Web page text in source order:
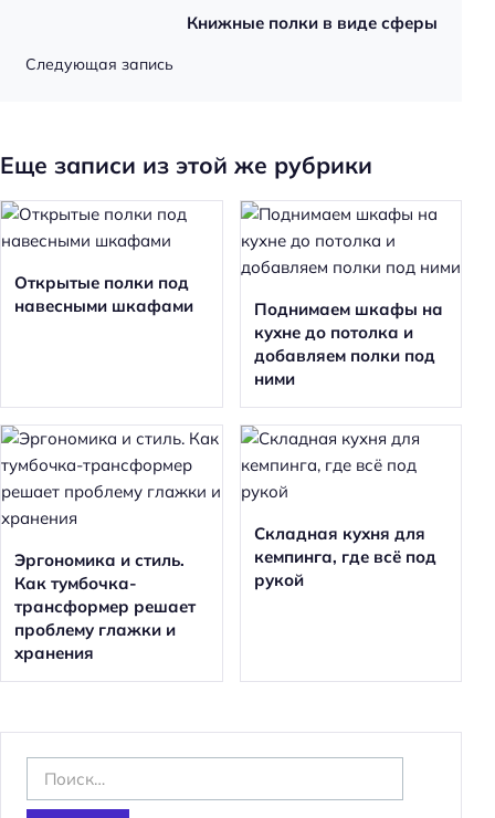
Книжные полки в виде сферы
Следующая запись
Еще записи из этой же рубрики
Открытые полки под
навесными шкафами
Поднимаем шкафы на
кухне до потолка и
добавляем полки под
ними
Эргономика и стиль.
Как тумбочка-
трансформер решает
проблему глажки и
хранения
Складная кухня для
кемпинга, где всё под
рукой
а